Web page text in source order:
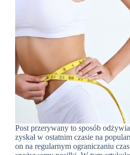
Post przerywany to sposób
zyskał w ostatnim czasie na
on na regularnym ograniczaniu